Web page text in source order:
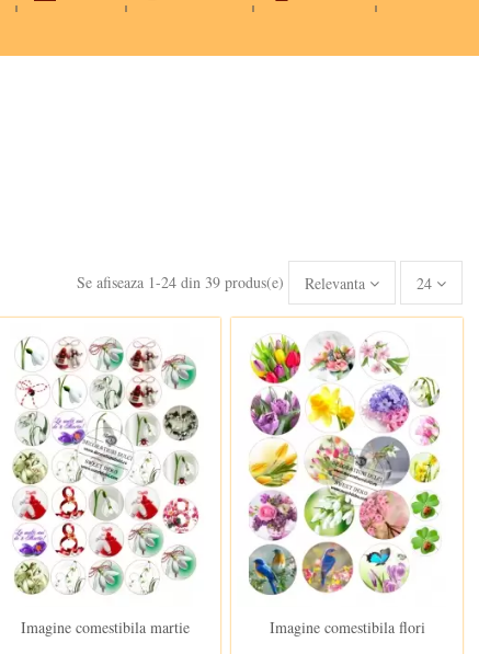
Se afiseaza 1-24 din 39 produs(e) Relevanta 24
In stoc
Imagine comestibila martie
In stoc
Imagine comestibila flori